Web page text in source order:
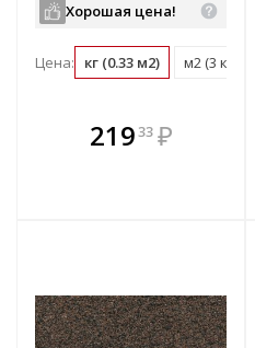
Хорошая цена!
Цена: кг (0.33 м2) м2 (3 кг)
21933 ₽
В комплекте
всегда выгоднее!